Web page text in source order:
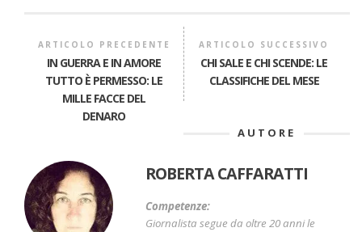
ARTICOLO PRECEDENTE
IN GUERRA E IN AMORE
TUTTO È PERMESSO: LE
MILLE FACCE DEL
DENARO
ARTICOLO SUCCESSIVO
CHI SALE E CHI SCENDE: LE
CLASSIFICHE DEL MESE
AUTORE
ROBERTA CAFFARATTI
Competenze:
Giornalista segue da oltre 20 anni le